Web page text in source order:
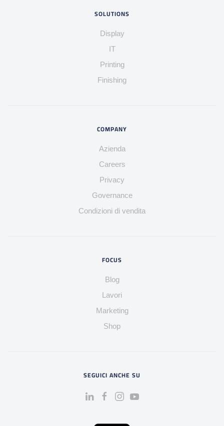
SOLUTIONS
Display
IT
Printing
Finishing
COMPANY
Azienda
Careers
Privacy
Governance
Condizioni di vendita
FOCUS
Blog
Lavori
Marketing
Shop
SEGUICI ANCHE SU